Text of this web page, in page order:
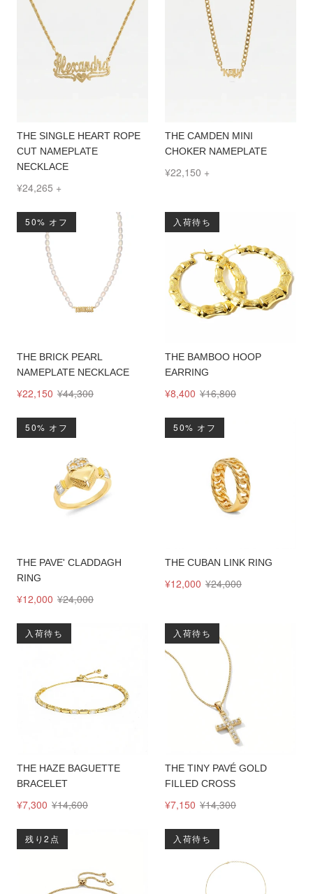
THE SINGLE HEART ROPE
CUT NAMEPLATE
NECKLACE
¥24,265 +
THE CAMDEN MINI
CHOKER NAMEPLATE
¥22,150 +
50% オフ
THE BRICK PEARL
NAMEPLATE NECKLACE
¥22,150 ¥44,300
入荷待ち
THE BAMBOO HOOP
EARRING
¥8,400 ¥16,800
50% オフ
THE PAVE' CLADDAGH
RING
¥12,000 ¥24,000
50% オフ
THE CUBAN LINK RING
¥12,000 ¥24,000
入荷待ち
THE HAZE BAGUETTE
BRACELET
¥7,300 ¥14,600
入荷待ち
THE TINY PAVÉ GOLD
FILLED CROSS
¥7,150 ¥14,300
残り2点 入荷待ち